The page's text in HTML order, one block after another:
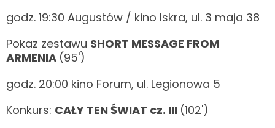
godz. 19:30 Augustów / kino Iskra, ul. 3 maja 38
Pokaz zestawu SHORT MESSAGE FROM
ARMENIA (95')
godz. 20:00 kino Forum, ul. Legionowa 5
Konkurs: CAŁY TEN ŚWIAT cz. III (102')